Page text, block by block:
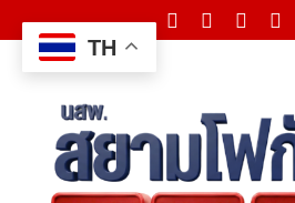
to
content
TH